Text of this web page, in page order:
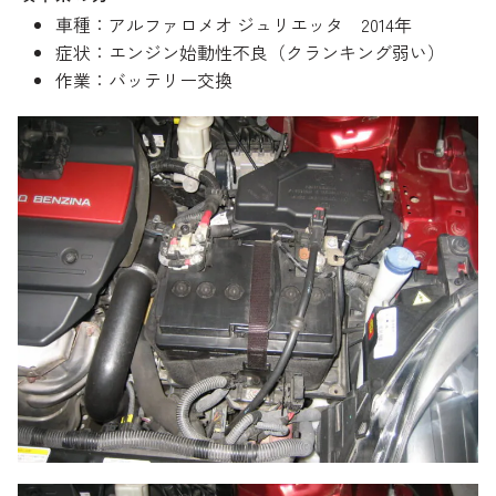
のご相談も可能です。
お問い合わせフォームにて、オンラインでのご連絡をご
希望ください。
車種：アルファロメオ ジュリエッタ 2014年
症状：エンジン始動性不良（クランキング弱い）
作業：バッテリー交換